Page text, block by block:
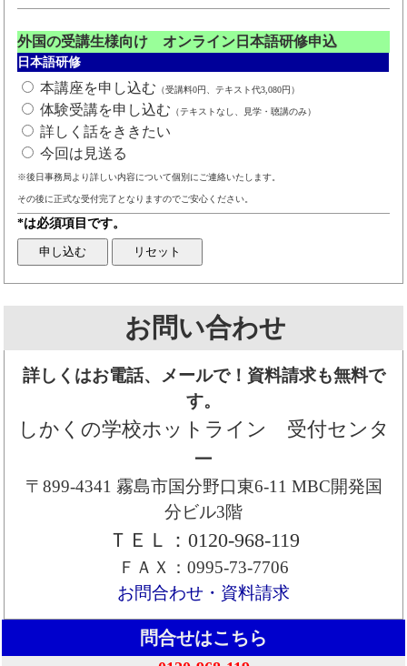
外国の受講生様向け オンライン日本語研修申込
日本語研修
本講座を申し込む （受講料0円、テキスト代3,080円）
体験受講を申し込む （テキストなし、見学・聴講のみ）
詳しく話をききたい
今回は見送る
※後日事務局より詳しい内容について個別にご連絡いたします。
その後に正式な受付完了となりますのでご安心ください。
*は必須項目です。
お問い合わせ
詳しくはお電話、メールで！資料請求も無料で
す。
しかくの学校ホットライン 受付センタ
ー
〒899-4341 霧島市国分野口東6-11 MBC開発国
分ビル3階
ＴＥＬ：0120-968-119
ＦＡＸ：0995-73-7706
お問合わせ・資料請求
問合せはこちら